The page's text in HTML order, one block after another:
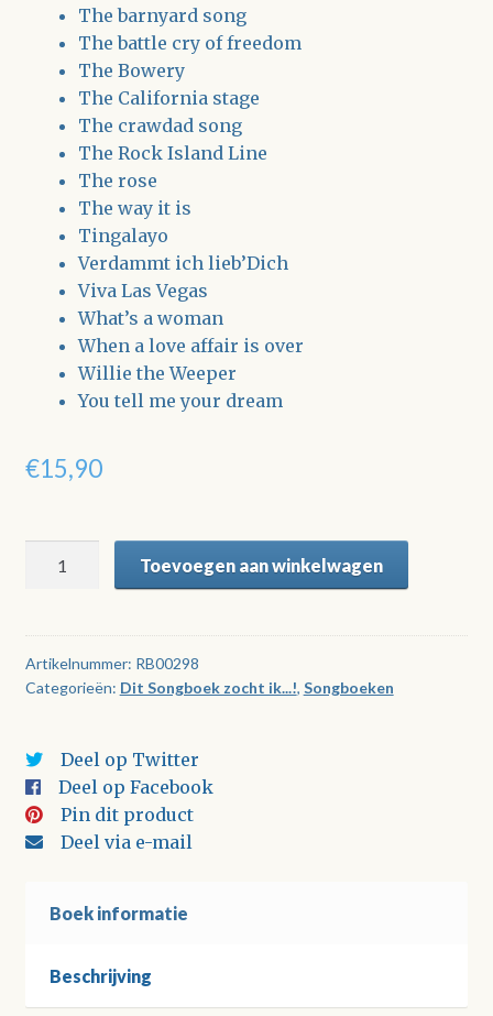
The barnyard song
The battle cry of freedom
The Bowery
The California stage
The crawdad song
The Rock Island Line
The rose
The way it is
Tingalayo
Verdammt ich lieb’Dich
Viva Las Vegas
What’s a woman
When a love affair is over
Willie the Weeper
You tell me your dream
€15,90
Songboek
ik...!
Deel
09
Toevoegen aan winkelwagen
Artikelnummer: RB00298
Categorieën: Dit Songboek zocht ik...!, Songboeken
Deel op Twitter
Deel op Facebook
Pin dit product
Deel via e-mail
Boek informatie
Beschrijving